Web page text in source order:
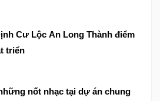
triển
nốt nhạc tại dự án chung